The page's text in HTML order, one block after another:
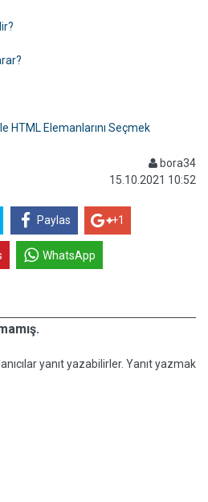
HTML Elemanlarını Seçmek
bora34
15.10.2021 10:52
Paylas +1
WhatsApp
yanıt yazabilirler. Yanıt yazmak